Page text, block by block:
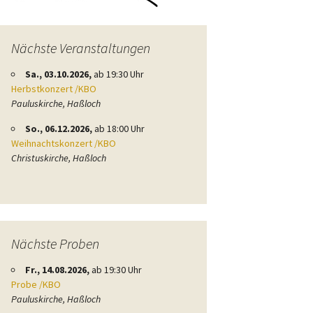
Nächste Veranstaltungen
Sa., 03.10.2026,ab 19:30 Uhr
Herbstkonzert /KBO
Pauluskirche, Haßloch
So., 06.12.2026,ab 18:00 Uhr
Weihnachtskonzert /KBO
Christuskirche, Haßloch
Nächste Proben
Fr., 14.08.2026,ab 19:30 Uhr
Probe /KBO
Pauluskirche, Haßloch